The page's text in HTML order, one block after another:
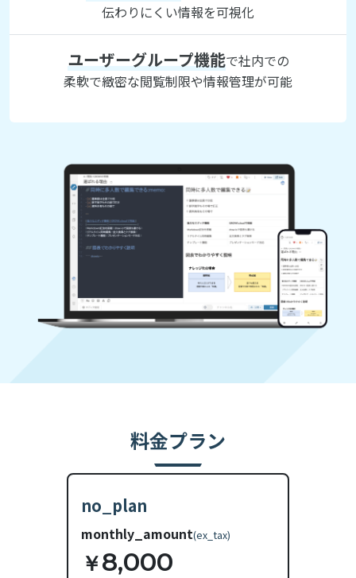
伝わりにくい情報を可視化
ユーザーグループ機能で社内での
柔軟で緻密な閲覧制限や情報管理が可能
料金プラン
no_plan
monthly_amount(ex_tax)
￥8,000